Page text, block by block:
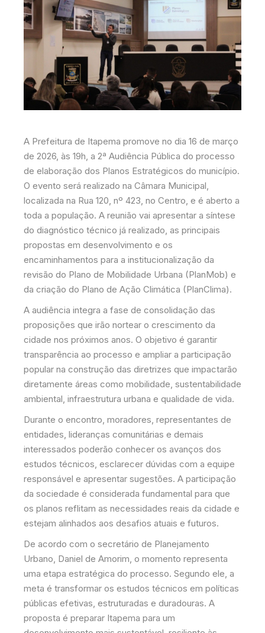
A Prefeitura de Itapema promove no dia 16 de março
de 2026, às 19h, a 2ª Audiência Pública do processo
de elaboração dos Planos Estratégicos do município.
O evento será realizado na Câmara Municipal,
localizada na Rua 120, nº 423, no Centro, e é aberto a
toda a população. A reunião vai apresentar a síntese
do diagnóstico técnico já realizado, as principais
propostas em desenvolvimento e os
encaminhamentos para a institucionalização da
revisão do Plano de Mobilidade Urbana (PlanMob) e
da criação do Plano de Ação Climática (PlanClima).
A audiência integra a fase de consolidação das
proposições que irão nortear o crescimento da
cidade nos próximos anos. O objetivo é garantir
transparência ao processo e ampliar a participação
popular na construção das diretrizes que impactarão
diretamente áreas como mobilidade, sustentabilidade
ambiental, infraestrutura urbana e qualidade de vida.
Durante o encontro, moradores, representantes de
entidades, lideranças comunitárias e demais
interessados poderão conhecer os avanços dos
estudos técnicos, esclarecer dúvidas com a equipe
responsável e apresentar sugestões. A participação
da sociedade é considerada fundamental para que
os planos reflitam as necessidades reais da cidade e
estejam alinhados aos desafios atuais e futuros.
De acordo com o secretário de Planejamento
Urbano, Daniel de Amorim, o momento representa
uma etapa estratégica do processo. Segundo ele, a
meta é transformar os estudos técnicos em políticas
públicas efetivas, estruturadas e duradouras. A
proposta é preparar Itapema para um